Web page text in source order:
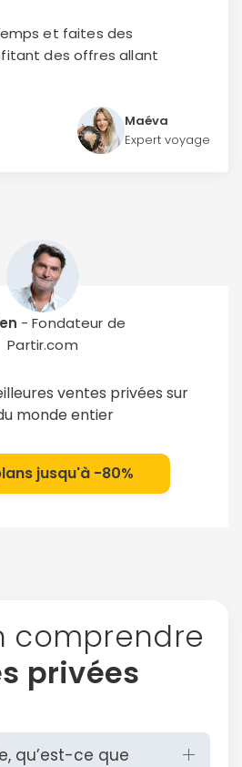
et faites des
des offres allant
Maéva
Expert voyage
- Fondateur de
Partir.com
ventes privées sur
monde entier
jusqu'à -80%
comprendre
privées
qu’est-ce que
avec Apple